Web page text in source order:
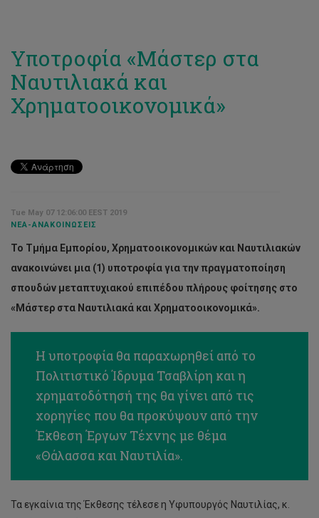
Υποτροφία «Μάστερ στα
Ναυτιλιακά και
Χρηματοοικονομικά»
Tue May 07 12:06:00 EEST 2019
ΝΈΑ-ΑΝΑΚΟΙΝΏΣΕΙΣ
Το Τμήμα Εμπορίου, Χρηματοοικονομικών και Ναυτιλιακών
ανακοινώνει μια (1) υποτροφία για την πραγματοποίηση
σπουδών μεταπτυχιακού επιπέδου πλήρους φοίτησης στο
«Μάστερ στα Ναυτιλιακά και Χρηματοοικονομικά».
Η υποτροφία θα παραχωρηθεί από το
Πολιτιστικό Ίδρυμα Τσαβλίρη και η
χρηματοδότησή της θα γίνει από τις
χορηγίες που θα προκύψουν από την
Έκθεση Έργων Τέχνης με θέμα
«Θάλασσα και Ναυτιλία».
Τα εγκαίνια της Έκθεσης τέλεσε η Υφυπουργός Ναυτιλίας, κ.